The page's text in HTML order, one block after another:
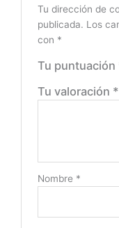
Tu dirección de
publicada. Los
con *
Tu puntuación
Tu valoración *
Nombre *